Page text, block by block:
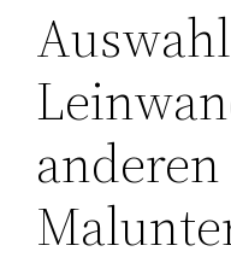
anderen